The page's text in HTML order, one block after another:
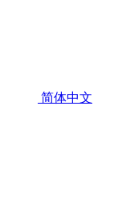
简体中文